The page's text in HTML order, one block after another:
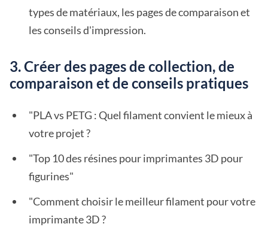
types de matériaux, les pages de comparaison et
les conseils d'impression.
3. Créer des pages de collection, de
comparaison et de conseils pratiques
"PLA vs PETG : Quel filament convient le mieux à
votre projet ?
"Top 10 des résines pour imprimantes 3D pour
figurines"
"Comment choisir le meilleur filament pour votre
imprimante 3D ?